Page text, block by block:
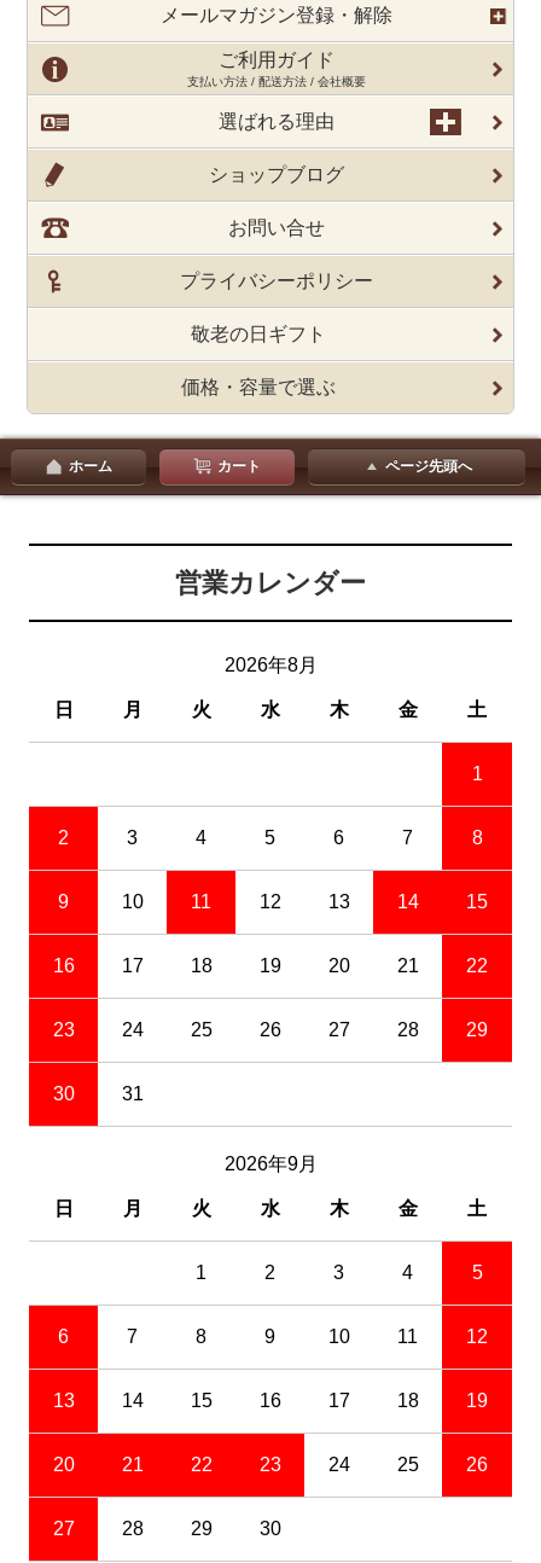
メールマガジン登録・解除
ご利用ガイド
支払い方法 / 配送方法 / 会社概要
選ばれる理由
ショップブログ
お問い合せ
プライバシーポリシー
敬老の日ギフト
価格・容量で選ぶ
ホーム カート ページ先頭へ
営業カレンダー
2026年8月
日 月 火 水 木 金 土
1
2 3 4 5 6 7 8
9 10 11 12 13 14 15
16 17 18 19 20 21 22
23 24 25 26 27 28 29
30 31
2026年9月
日 月 火 水 木 金 土
1 2 3 4 5
6 7 8 9 10 11 12
13 14 15 16 17 18 19
20 21 22 23 24 25 26
27 28 29 30